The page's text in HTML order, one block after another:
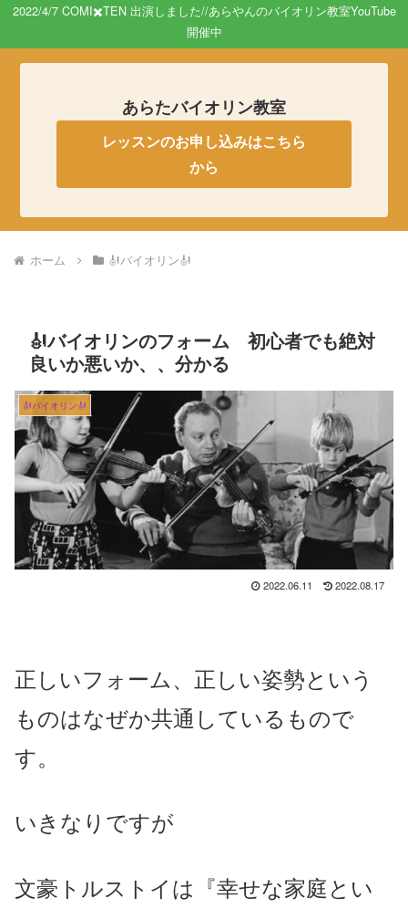
2022/4/7 COMI✖️TEN 出演しました//あらやんのバイオリン教室YouTube
開催中
あらたバイオリン教室
レッスンのお申し込みはこちら
から
ホーム 🎻バイオリン🎻
🎻バイオリンのフォーム 初心者でも絶対
良いか悪いか、、分かる
🎻バイオリン🎻
2022.06.11 2022.08.17
正しいフォーム、正しい姿勢という
ものはなぜか共通しているもので
す。
いきなりですが
文豪トルストイは『幸せな家庭とい